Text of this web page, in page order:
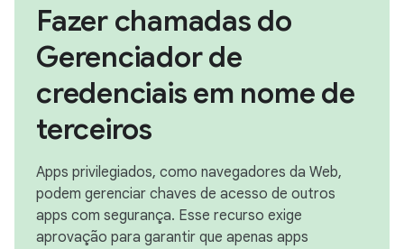
Fazer chamadas do
Gerenciador de
credenciais em nome de
terceiros
Apps privilegiados, como navegadores da Web,
podem gerenciar chaves de acesso de outros
apps com segurança. Esse recurso exige
aprovação para garantir que apenas apps